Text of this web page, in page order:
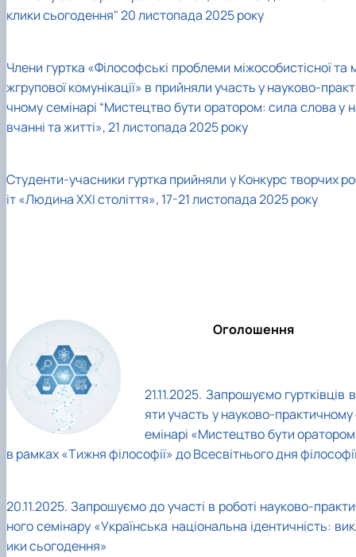
клики сьогодення" 20 листопада 2025 року
Члени гуртка «Філософські проблеми міжособистісної та
жгрупової комунікації» в прийняли участь у науково-
чному семінарі “Мистецтво бути оратором: сила слова у
вчанні та житті», 21 листопада 2025 року
Студенти-учасники гуртка прийняли у Конкурс творчих
іт «Людина ХХІ століття», 17-21 листопада 2025 року
Оголошення
21.11.2025. Запрошуємо гуртківців
яти участь у науково-практичному
емінарі «Мистецтво бути
в рамках «Тижня філософії» до Всесвітнього дня
20.11.2025. Запрошуємо до участі в роботі науково-
ного семінару «Українська національна ідентичність:
ики сьогодення»